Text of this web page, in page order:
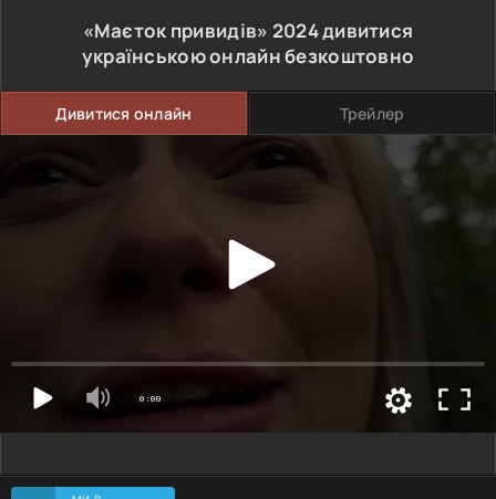
«Маєток привидів» 2024дивитися
українською онлайн безкоштовно
Дивитися онлайн Трейлер